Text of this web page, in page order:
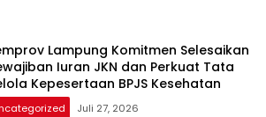
Lampung Komitmen Selesaikan
Iuran JKN dan Perkuat Tata
Kepesertaan BPJS Kesehatan
Juli 27, 2026